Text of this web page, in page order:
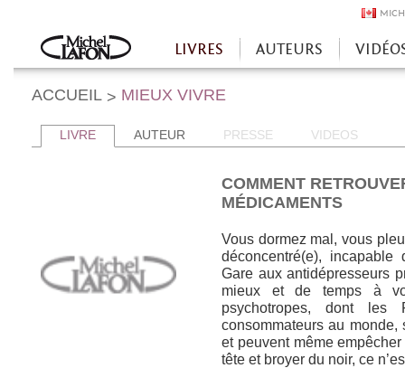
Accueil
LIVRES AUTEURS
ACCUEIL > MIEUX VIVRE
LIVRE AUTEUR PRESSE VIDEOS
COMMENT
MÉDICAMENTS
Vous dormez mal, vous
déconcentré(e), incapable
Gare aux antidépresseurs
mieux et de temps à
psychotropes, dont
consommateurs au
et peuvent même
tête et broyer du noir, ce